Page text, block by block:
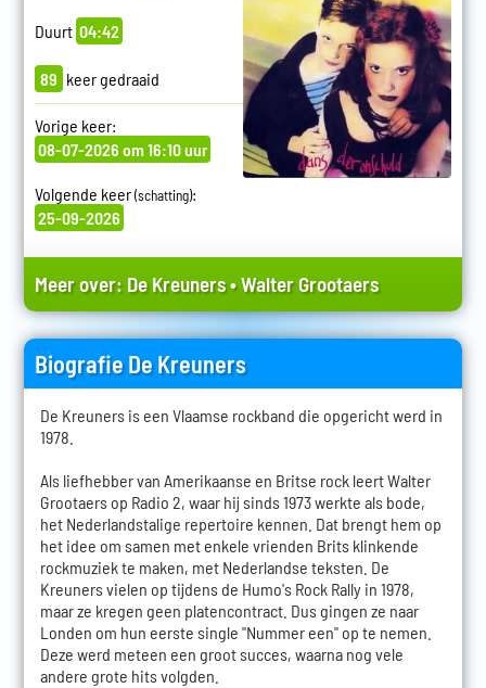
Duurt 04:42
89 keer gedraaid
Vorige keer:
08-07-2026 om 16:10 uur
Volgende keer(schatting):
25-09-2026
Meer over: De Kreuners•Walter Grootaers
Biografie De Kreuners
De Kreuners is een Vlaamse rockband die opgericht werd in
1978.
Als liefhebber van Amerikaanse en Britse rock leert Walter
Grootaers op Radio 2, waar hij sinds 1973 werkte als bode,
het Nederlandstalige repertoire kennen. Dat brengt hem op
het idee om samen met enkele vrienden Brits klinkende
rockmuziek te maken, met Nederlandse teksten. De
Kreuners vielen op tijdens de Humo's Rock Rally in 1978,
maar ze kregen geen platencontract. Dus gingen ze naar
Londen om hun eerste single "Nummer een" op te nemen.
Deze werd meteen een groot succes, waarna nog vele
andere grote hits volgden.